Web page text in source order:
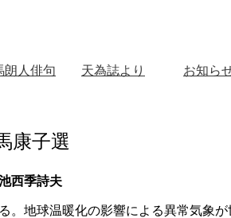
朗人俳句 天為誌より お知ら
康子選
池西季詩夫
地球温暖化の影響による異常気象